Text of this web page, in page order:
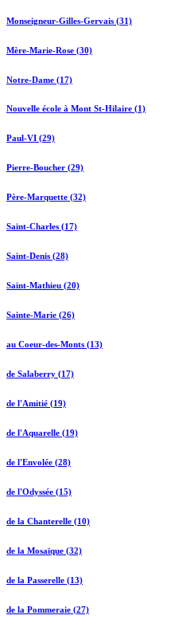
Monseigneur-Gilles-Gervais (31)
Mère-Marie-Rose (30)
Notre-Dame (17)
Nouvelle école à Mont St-Hilaire (1)
Paul-VI (29)
Pierre-Boucher (29)
Père-Marquette (32)
Saint-Charles (17)
Saint-Denis (28)
Saint-Mathieu (20)
Sainte-Marie (26)
au Coeur-des-Monts (13)
de Salaberry (17)
de l'Amitié (19)
de l'Aquarelle (19)
de l'Envolée (28)
de l'Odyssée (15)
de la Chanterelle (10)
de la Mosaïque (32)
de la Passerelle (13)
de la Pommeraie (27)